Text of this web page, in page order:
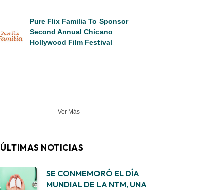
Pure Flix Familia To Sponsor
Second Annual Chicano
Hollywood Film Festival
Ver Más
ÚLTIMAS NOTICIAS
SE CONMEMORÓ EL DÍA
MUNDIAL DE LA NTM, UNA